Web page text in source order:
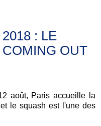
: LE
OUT
août, Paris accueille la
le squash est l'une des